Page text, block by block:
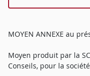
MOYEN ANNEXE au
Moyen produit par la
Conseils, pour la